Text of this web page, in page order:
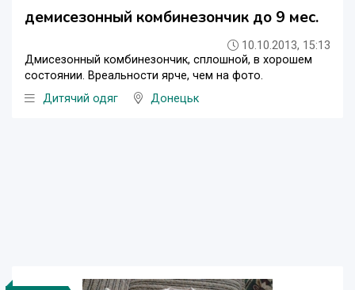
демисезонный комбинезончик до 9 мес.
10.10.2013, 15:13
Дмисезонный комбинезончик, сплошной, в хорошем
состоянии. Вреальности ярче, чем на фото.
Дитячий одяг
Донецьк